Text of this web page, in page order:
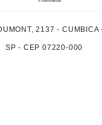
2137 - CUMBICA
SP - CEP 07220-000